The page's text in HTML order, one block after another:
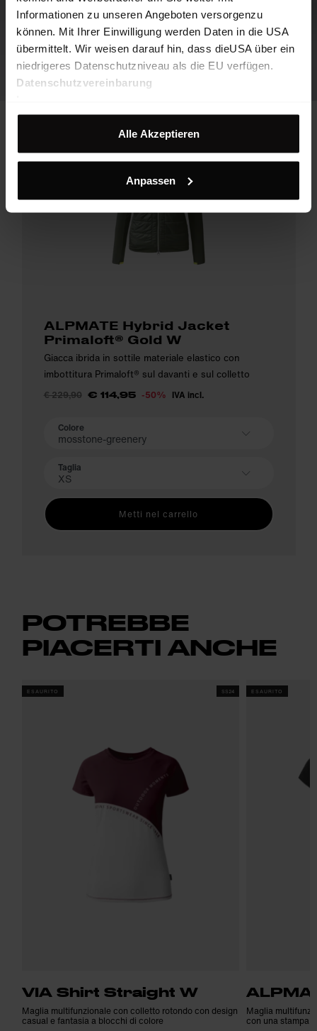
Informationen zu unseren Angeboten versorgenzu
können. Mit Ihrer Einwilligung werden Daten in die USA
übermittelt. Wir weisen darauf hin, dass dieUSA über ein
niedrigeres Datenschutzniveau als die EU verfügen.
Datenschutzvereinbarung
Alle Akzeptieren
Anpassen
ALPMATE Hybrid Jacket
Primaloft® Gold W
Giacca ibrida in sottile materiale elastico con
imbottitura Primaloft® sul davanti e sul colletto
€ 229,90 € 114,95 -50% IVA incl.
Colore
mosstone-greenery
Taglia
XS
Metti nel carrello
POTREBBE
PIACERTI ANCHE
SS24
ESAURITO
VIA Shirt Straight W
Maglia multifunzionale con colletto rotondo con design
casual e fantasia a blocchi di colore
ESAURITO
Maglia
con una stampa